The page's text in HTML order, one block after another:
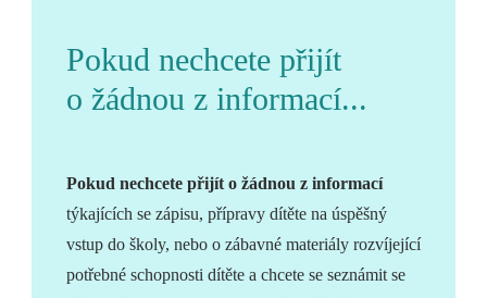
Pokud nechcete přijít
o žádnou z informací...
Pokud nechcete přijít o žádnou z informací
týkajících se zápisu, přípravy dítěte na úspěšný
vstup do školy, nebo o zábavné materiály rozvíjející
potřebné schopnosti dítěte a chcete se seznámit se